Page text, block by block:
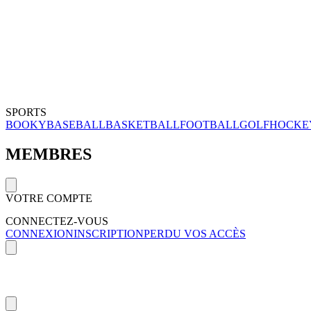
SPORTS
BOOKYBASEBALLBASKETBALLFOOTBALLGOLF
MEMBRES
VOTRE COMPTE
CONNECTEZ-VOUS
CONNEXIONINSCRIPTIONPERDU VOS ACCÈS